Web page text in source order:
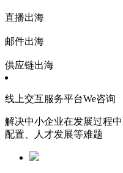
直播出海
邮件出海
供应链出海
线上交互服务平台We咨询
解决中小企业在发展过程
配置、人才发展等难题